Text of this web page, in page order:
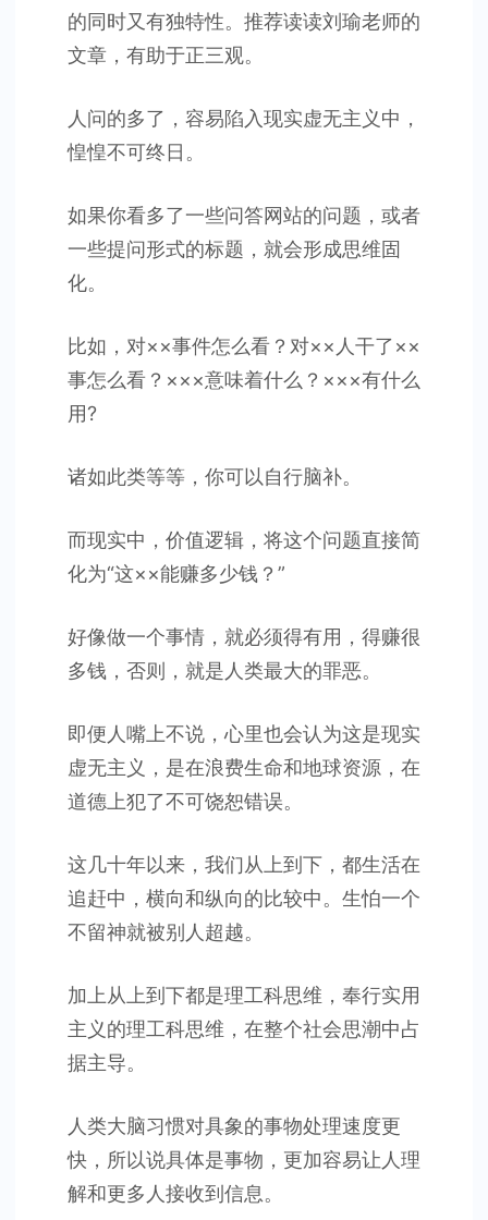
的同时又有独特性。推荐读读刘瑜老师的
文章，有助于正三观。
人问的多了，容易陷入现实虚无主义中，
惶惶不可终日。
如果你看多了一些问答网站的问题，或者
一些提问形式的标题，就会形成思维固
化。
比如，对××事件怎么看？对××人干了××
事怎么看？×××意味着什么？×××有什么
用?
诸如此类等等，你可以自行脑补。
而现实中，价值逻辑，将这个问题直接简
化为“这××能赚多少钱？”
好像做一个事情，就必须得有用，得赚很
多钱，否则，就是人类最大的罪恶。
即便人嘴上不说，心里也会认为这是现实
虚无主义，是在浪费生命和地球资源，在
道德上犯了不可饶恕错误。
这几十年以来，我们从上到下，都生活在
追赶中，横向和纵向的比较中。生怕一个
不留神就被别人超越。
加上从上到下都是理工科思维，奉行实用
主义的理工科思维，在整个社会思潮中占
据主导。
人类大脑习惯对具象的事物处理速度更
快，所以说具体是事物，更加容易让人理
解和更多人接收到信息。